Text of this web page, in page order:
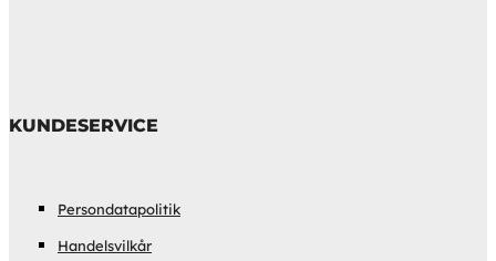
KUNDESERVICE
Persondatapolitik
Handelsvilkår